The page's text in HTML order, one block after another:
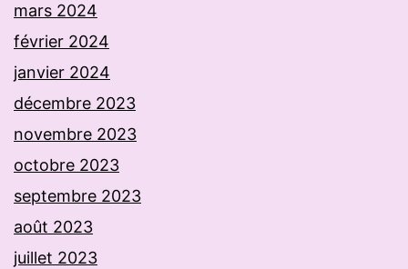
mars 2024
février 2024
janvier 2024
décembre 2023
novembre 2023
octobre 2023
septembre 2023
août 2023
juillet 2023